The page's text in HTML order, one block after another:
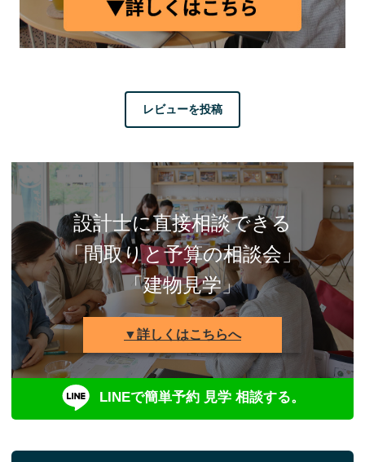
レビューを投稿
設計士に直接相談できる
「間取りと予算の相談会」
「建物見学」
▼詳しくはこちらへ
LINEで簡単予約 見学 相談する。